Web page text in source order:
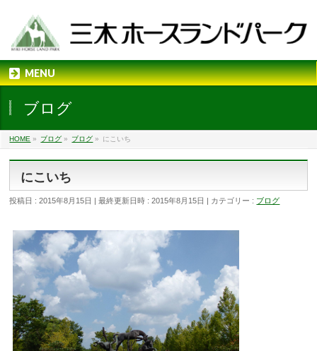
MENU
ブログ
HOME » ブログ » ブログ » にこいち
にこいち
投稿日 : 2015年8月15日 最終更新日時 : 2015年8月15日 カテゴリー : ブログ